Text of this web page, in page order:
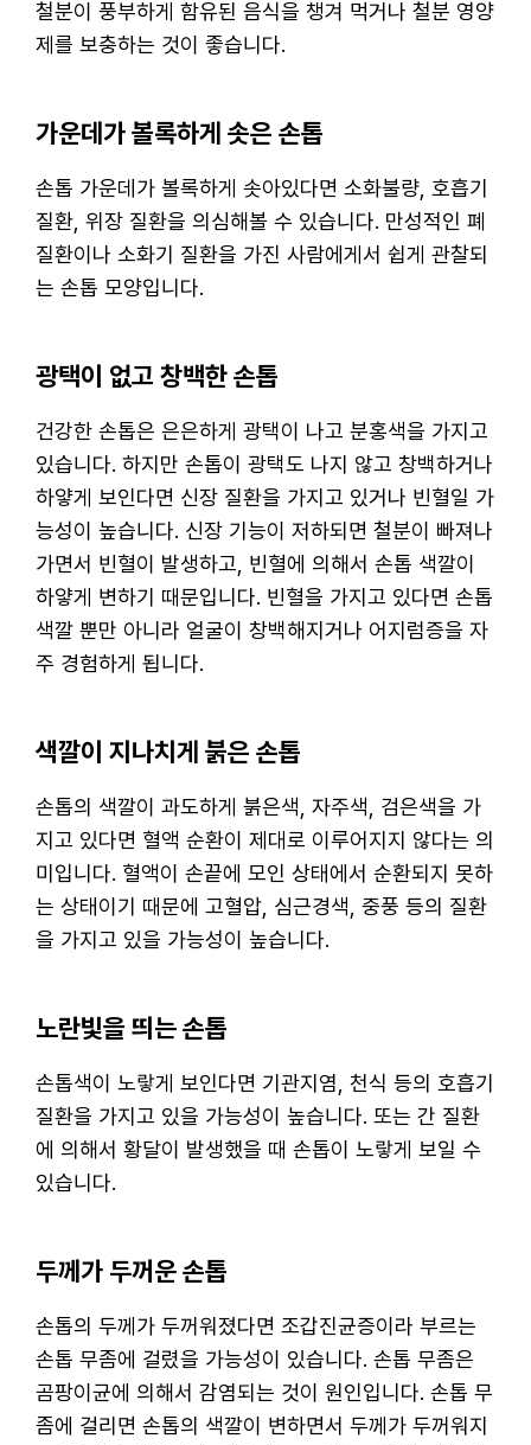
철분이 풍부하게 함유된 음식을 챙겨 먹거나 철분 영양
제를 보충하는 것이 좋습니다.
가운데가 볼록하게 솟은 손톱
손톱 가운데가 볼록하게 솟아있다면 소화불량, 호흡기
질환, 위장 질환을 의심해볼 수 있습니다. 만성적인 폐
질환이나 소화기 질환을 가진 사람에게서 쉽게 관찰되
는 손톱 모양입니다.
광택이 없고 창백한 손톱
건강한 손톱은 은은하게 광택이 나고 분홍색을 가지고
있습니다. 하지만 손톱이 광택도 나지 않고 창백하거나
하얗게 보인다면 신장 질환을 가지고 있거나 빈혈일 가
능성이 높습니다. 신장 기능이 저하되면 철분이 빠져나
가면서 빈혈이 발생하고, 빈혈에 의해서 손톱 색깔이
하얗게 변하기 때문입니다. 빈혈을 가지고 있다면 손톱
색깔 뿐만 아니라 얼굴이 창백해지거나 어지럼증을 자
주 경험하게 됩니다.
색깔이 지나치게 붉은 손톱
손톱의 색깔이 과도하게 붉은색, 자주색, 검은색을 가
지고 있다면 혈액 순환이 제대로 이루어지지 않다는 의
미입니다. 혈액이 손끝에 모인 상태에서 순환되지 못하
는 상태이기 때문에 고혈압, 심근경색, 중풍 등의 질환
을 가지고 있을 가능성이 높습니다.
노란빛을 띄는 손톱
손톱색이 노랗게 보인다면 기관지염, 천식 등의 호흡기
질환을 가지고 있을 가능성이 높습니다. 또는 간 질환
에 의해서 황달이 발생했을 때 손톱이 노랗게 보일 수
있습니다.
두께가 두꺼운 손톱
손톱의 두께가 두꺼워졌다면 조갑진균증이라 부르는
손톱 무좀에 걸렸을 가능성이 있습니다. 손톱 무좀은
곰팡이균에 의해서 감염되는 것이 원인입니다. 손톱 무
좀에 걸리면 손톱의 색깔이 변하면서 두께가 두꺼워지